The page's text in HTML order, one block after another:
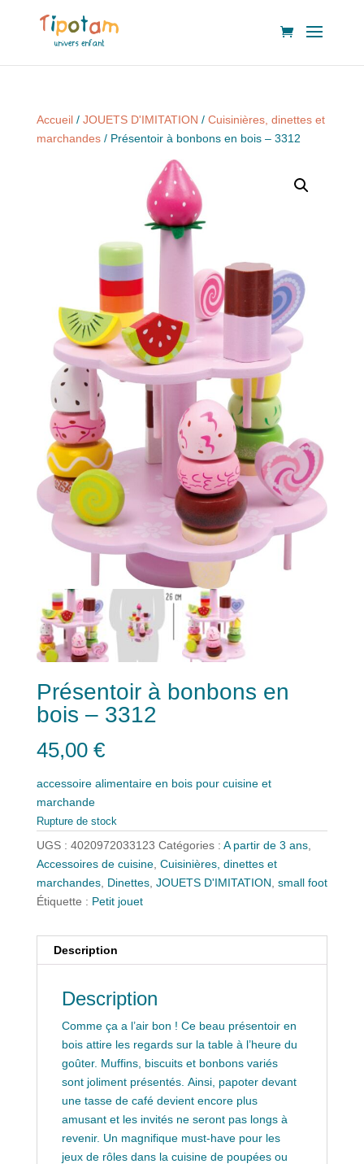
Accueil/ JOUETS D'IMITATION / Cuisinières, dinettes et
marchandes/ Présentoir à bonbons en bois – 3312
Présentoir à bonbons en
bois – 3312
45,00 €
accessoire alimentaire en bois pour cuisine et
marchande
Rupture de stock
UGS : 4020972033123 Catégories : A partir de 3 ans,
Accessoires de cuisine, Cuisinières, dinettes et
marchandes, Dinettes, JOUETS D'IMITATION small foot
Étiquette : Petit jouet
Description
Description
Comme ça a l’air bon ! Ce beau présentoir en
bois attire les regards sur la table à l’heure du
goûter. Muffins, biscuits et bonbons variés
sont joliment présentés. Ainsi, papoter devant
une tasse de café devient encore plus
amusant et les invités ne seront pas longs à
revenir. Un magnifique must-have pour les
jeux de rôles dans la cuisine de poupées ou